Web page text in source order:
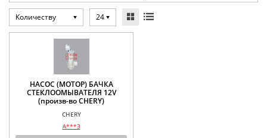
Количеству 24
НАСОС (МОТОР) БАЧКА
СТЕКЛООМЫВАТЕЛЯ 12V
(произв-во CHERY)
CHERY
A***3